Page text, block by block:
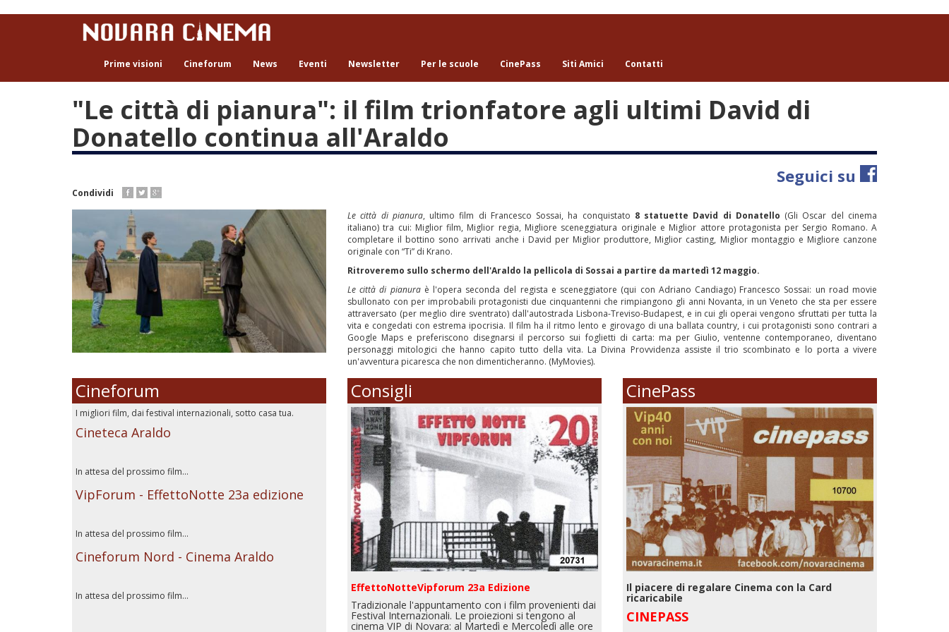
Prime visioni Cineforum News Eventi Newsletter Per le scuole CinePass Siti Amici Contatti
"Le città di pianura": il film trionfatore agli ultimi David di
Donatello continua all'Araldo
Seguici su
Condividi
Le città di pianura, ultimo film di Francesco Sossai, ha conquistato 8 statuette David di Donatello (Gli Oscar del cinema
italiano) tra cui: Miglior film, Miglior regia, Migliore sceneggiatura originale e Miglior attore protagonista per Sergio Romano. A
completare il bottino sono arrivati anche i David per Miglior produttore, Miglior casting, Miglior montaggio e Migliore canzone
originale con “Ti” di Krano.
Ritroveremo sullo schermo dell'Araldo la pellicola di Sossai a partire da martedì 12 maggio.
Le città di pianuraè l'opera seconda del regista e sceneggiatore (qui con Adriano Candiago) Francesco Sossai: un road movie
sbullonato con per improbabili protagonisti due cinquantenni che rimpiangono gli anni Novanta, in un Veneto che sta per essere
attraversato (per meglio dire sventrato) dall'autostrada Lisbona-Treviso-Budapest, e in cui gli operai vengono sfruttati per tutta la
vita e congedati con estrema ipocrisia. Il film ha il ritmo lento e girovago di una ballata country, i cui protagonisti sono contrari a
Google Maps e preferiscono disegnarsi il percorso sui foglietti di carta: ma per Giulio, ventenne contemporaneo, diventano
personaggi mitologici che hanno capito tutto della vita. La Divina Provvidenza assiste il trio scombinato e lo porta a vivere
un'avventura picaresca che non dimenticheranno. (MyMovies).
Cineforum
I migliori film, dai festival internazionali, sotto casa tua.
Cineteca Araldo
In attesa del prossimo film...
VipForum - EffettoNotte 23a edizione
In attesa del prossimo film...
Cineforum Nord - Cinema Araldo
In attesa del prossimo film...
Consigli
EffettoNotteVipforum 23a Edizione
Tradizionale l'appuntamento con i film provenienti dai
Festival Internazionali. Le proiezioni si tengono al
cinema VIP di Novara: al Martedì e Mercoledì alle ore
CinePass
Il piacere di regalare Cinema con la Card
ricaricabile
CINEPASS